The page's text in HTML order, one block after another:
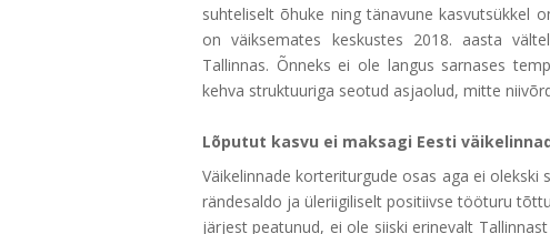
suhteliselt õhuke ning tänavune kasvutsükkel
on väiksemates keskustes 2018. aasta
Tallinnas. Õnneks ei ole langus sarnases
kehva struktuuriga seotud asjaolud, mitte
Lõputut kasvu ei maksagi Eesti
Väikelinnade korteriturgude osas aga ei
rändesaldo ja üleriigiliselt positiivse tööturu
järjest peatunud, ei ole siiski erinevalt